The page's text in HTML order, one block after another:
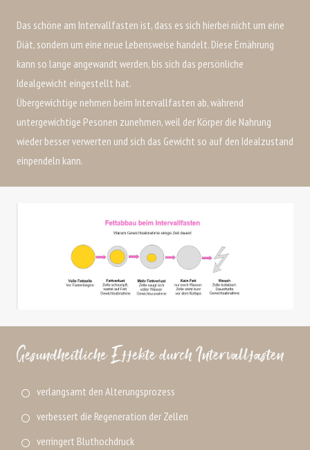
Das schöne am Intervallfasten ist, dass es sich hierbei nicht um eine
Diät, sondern um eine neue Lebensweise handelt. Diese Ernährung
kann so lange angewandt werden, bis sich das persönliche
Idealgewicht eingestellt hat.
Übergewichtige nehmen beim Intervallfasten ab, während
untergewichtige Pesonen zunehmen, weil der Körper die Nahrung
wieder besser verwerten und sich das Gewicht so auf den Idealzustand
einpendeln kann.
Gesundheitliche Effekte durch Intervallfasten
verlangsamt den Alterungsprozess
verbessert die Regeneration der Zellen
verringert Bluthochdruck